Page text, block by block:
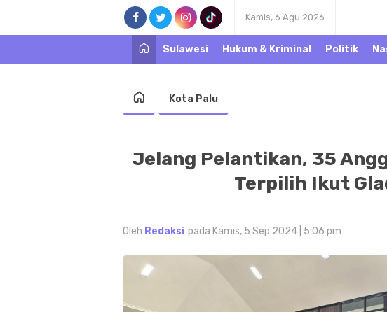
Kamis, 6 Agu 2026
Sulawesi
Hukum & Kriminal Politik
Kota Palu
Jelang Pelantikan, 35
Terpilih Ikut
Oleh Redaksi pada Kamis, 5 Sep 2024 | 5:06 pm